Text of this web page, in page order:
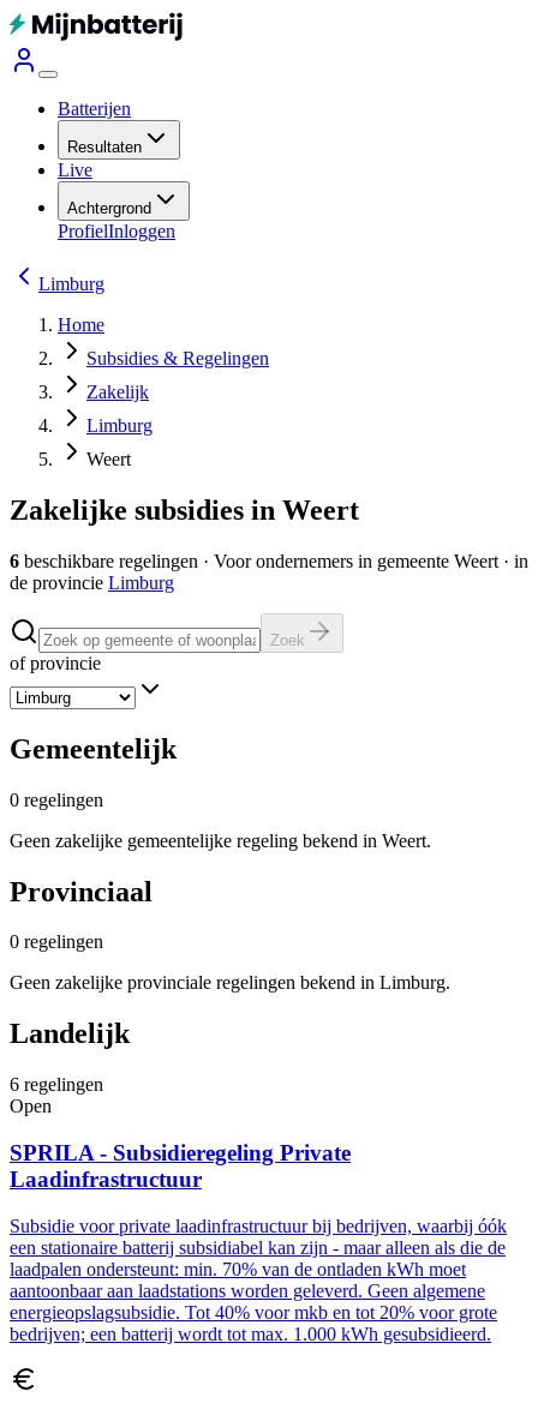
Batterijen
Resultaten
Live
Achtergrond
ProfielInloggen
Limburg
Home
Subsidies & Regelingen
Zakelijk
Limburg
Weert
Zakelijke subsidies in Weert
6 beschikbare regelingen · Voor ondernemers in gemeente Weert · in
de provincie Limburg
Zoek
of provincie
Gemeentelijk
0 regelingen
Geen zakelijke gemeentelijke regeling bekend in Weert.
Provinciaal
0 regelingen
Geen zakelijke provinciale regelingen bekend in Limburg.
Landelijk
6 regelingen
Open
SPRILA - Subsidieregeling Private
Laadinfrastructuur
Subsidie voor private laadinfrastructuur bij bedrijven, waarbij óók
een stationaire batterij subsidiabel kan zijn - maar alleen als die de
laadpalen ondersteunt: min. 70% van de ontladen kWh moet
aantoonbaar aan laadstations worden geleverd. Geen algemene
energieopslagsubsidie. Tot 40% voor mkb en tot 20% voor grote
bedrijven; een batterij wordt tot max. 1.000 kWh gesubsidieerd.